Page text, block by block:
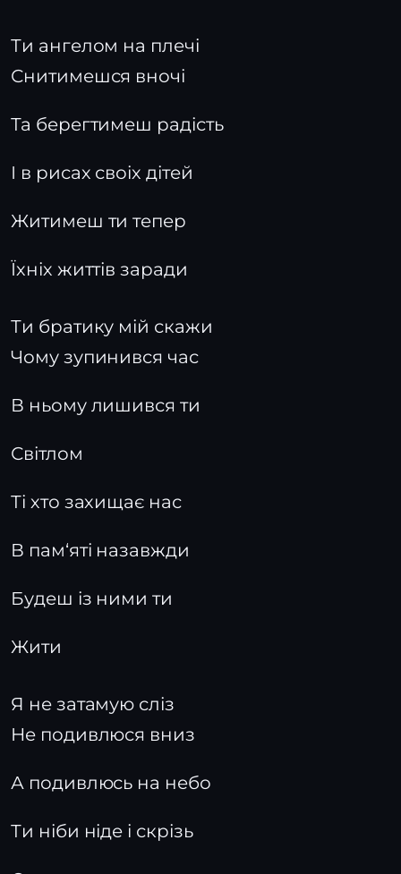
Ти ангелом на плечі
Снитимешся вночі
Та берегтимеш радість
І в рисах своіх дітей
Житимеш ти тепер
Їхніх життів заради
Ти братику мій скажи
Чому зупинився час
В ньому лишився ти
Світлом
Ті хто захищає нас
В пам‘яті назавжди
Будеш із ними ти
Жити
Я не затамую сліз
Не подивлюся вниз
А подивлюсь на небо
Ти ніби ніде і скрізь